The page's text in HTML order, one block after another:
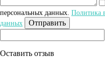
персональных данных. Политика
данных
Отправить
Оставить отзыв